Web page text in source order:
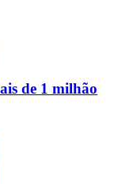
de 1 milhão